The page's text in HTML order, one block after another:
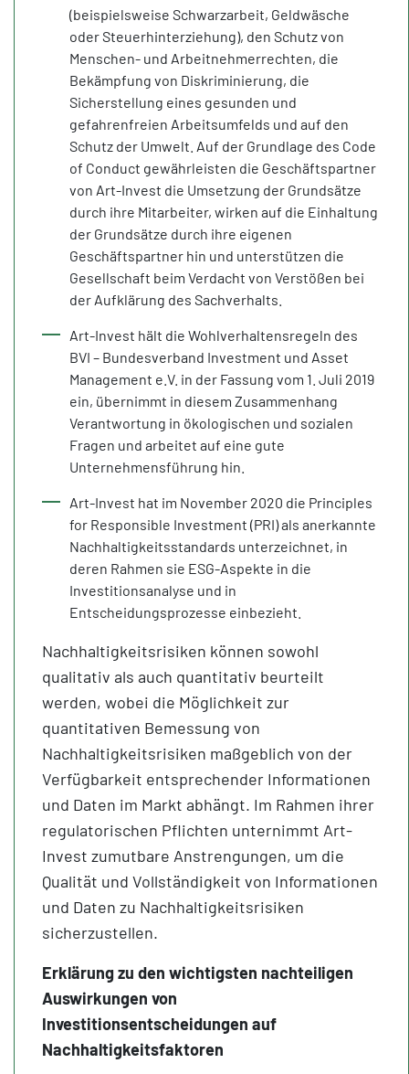
(beispielsweise Schwarzarbeit, Geldwäsche
oder Steuerhinterziehung), den Schutz von
Menschen- und Arbeitnehmerrechten, die
Bekämpfung von Diskriminierung, die
Sicherstellung eines gesunden und
gefahrenfreien Arbeitsumfelds und auf den
Schutz der Umwelt. Auf der Grundlage des Code
of Conduct gewährleisten die Geschäftspartner
von Art-Invest die Umsetzung der Grundsätze
durch ihre Mitarbeiter, wirken auf die Einhaltung
der Grundsätze durch ihre eigenen
Geschäftspartner hin und unterstützen die
Gesellschaft beim Verdacht von Verstößen bei
der Aufklärung des Sachverhalts.
Art-Invest hält die Wohlverhaltensregeln des
BVI – Bundesverband Investment und Asset
Management e.V. in der Fassung vom 1. Juli 2019
ein, übernimmt in diesem Zusammenhang
Verantwortung in ökologischen und sozialen
Fragen und arbeitet auf eine gute
Unternehmensführung hin.
Art-Invest hat im November 2020 die Principles
for Responsible Investment (PRI) als anerkannte
Nachhaltigkeitsstandards unterzeichnet, in
deren Rahmen sie ESG-Aspekte in die
Investitionsanalyse und in
Entscheidungsprozesse einbezieht.
Nachhaltigkeitsrisiken können sowohl
qualitativ als auch quantitativ beurteilt
werden, wobei die Möglichkeit zur
quantitativen Bemessung von
Nachhaltigkeitsrisiken maßgeblich von der
Verfügbarkeit entsprechender Informationen
und Daten im Markt abhängt. Im Rahmen ihrer
regulatorischen Pflichten unternimmt Art-
Invest zumutbare Anstrengungen, um die
Qualität und Vollständigkeit von Informationen
und Daten zu Nachhaltigkeitsrisiken
sicherzustellen.
Erklärung zu den wichtigsten nachteiligen
Auswirkungen von
Investitionsentscheidungen auf
Nachhaltigkeitsfaktoren